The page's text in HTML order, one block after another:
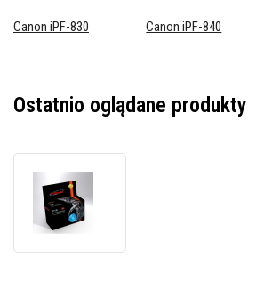
Canon iPF-830 Canon iPF-840
Ostatnio oglądane produkty
do